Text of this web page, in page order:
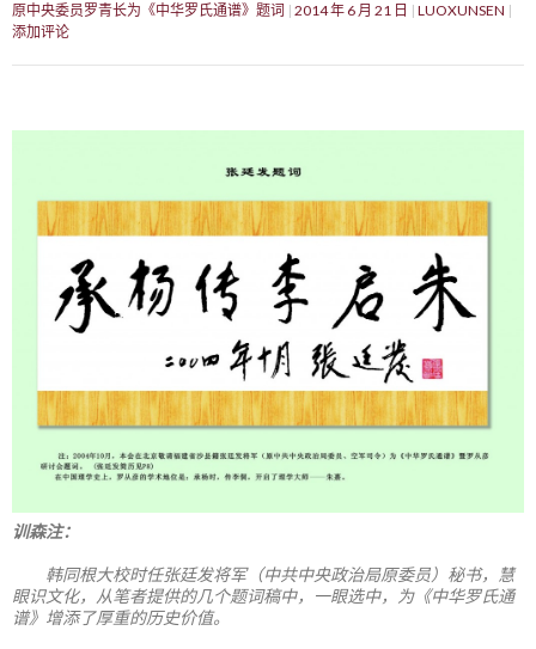
原中央委员罗青长为《中华罗氏通谱》题词 2014 年 6 月 21 日
LUOXUNSEN
添加评论
训森注：
韩同根大校时任张廷发将军（中共中央政治局原委员）秘书，慧
眼识文化，从笔者提供的几个题词稿中，一眼选中，为《中华罗氏通
谱》增添了厚重的历史价值。